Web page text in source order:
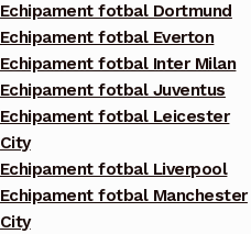
Echipament fotbal Dortmund
Echipament fotbal Everton
Echipament fotbal Inter Milan
Echipament fotbal Juventus
Echipament fotbal Leicester
City
Echipament fotbal Liverpool
Echipament fotbal Manchester
City